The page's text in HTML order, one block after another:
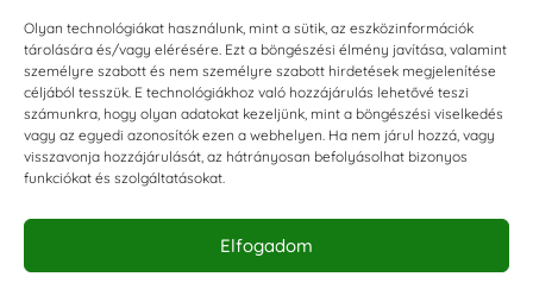
Olyan technológiákat használunk, mint a sütik, az eszközinformációk
tárolására és/vagy elérésére. Ezt a böngészési élmény javítása, valamint
személyre szabott és nem személyre szabott hirdetések megjelenítése
céljából tesszük. E technológiákhoz való hozzájárulás lehetővé teszi
számunkra, hogy olyan adatokat kezeljünk, mint a böngészési viselkedés
vagy az egyedi azonosítók ezen a webhelyen. Ha nem járul hozzá, vagy
visszavonja hozzájárulását, az hátrányosan befolyásolhat bizonyos
funkciókat és szolgáltatásokat.
Elfogadom
Impresszum
KAPCSOLAT
E-mail:shop@torokszilvi.com
Telefon: +36 30 6767872
KÖZÖSSÉGI